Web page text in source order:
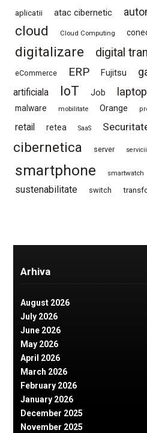
aplicatii atac cibernetic
cloud Cloud Computing
digitalizare digital
eCommerce ERP Fujitsu
artificiala
IoT Job laptop
malware mobilitate Orange
retail retea SaaS
cibernetica
server servicii
smartphone smartwatch
sustenabilitate switch
Arhiva
August 2026
July 2026
June 2026
May 2026
April 2026
March 2026
February 2026
January 2026
December 2025
November 2025